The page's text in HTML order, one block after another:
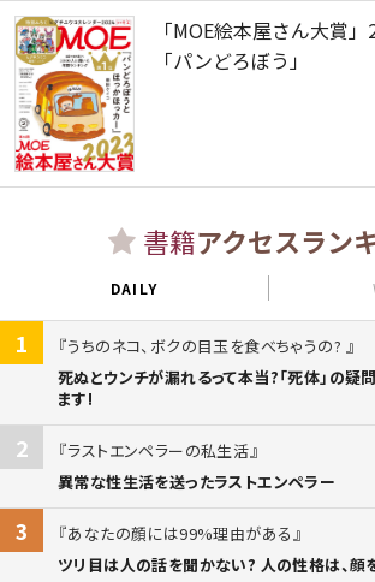
「MOE絵本屋さん大賞
「パンどろぼう」
書籍アクセスラン
DAILY
1
うちのネコ、ボクの目玉を食べちゃうの?
死ぬとウンチが漏れるって本当?「死体」の疑
ます!
2
ラストエンペラーの私生活
異常な性生活を送ったラストエンペラー
3
あなたの顔には99%理由がある
ツリ目は人の話を聞かない? 人の性格は、顔